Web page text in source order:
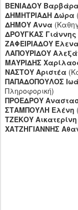
ΒΕΝΙΑΔΟΥ Βαρβάρα
ΔΗΜΗΤΡΙΑΔΗ Δώρα
ΔΗΜΟΥ Άννα
ΔΡΟΥΓΚΑΣ Γιάννης
ΖΑΦΕΙΡΙΑΔΟΥ Έλενα
ΛΑΠΟΥΡΙΔΟΥ
ΜΑΥΡΙΔΗΣ
ΝΑΣΤΟΥ Αριστέα
ΠΑΠΑΔΟΠΟΥΛΟΣ
Πληροφορική)
ΠΡΟΕΔΡΟΥ
ΣΤΑΜΠΟΥΛΗ Ελένη
ΤΖΕΚΟΥ Αικατερίνη
ΧΑΤΖΗΓΙΑΝΝΗΣ